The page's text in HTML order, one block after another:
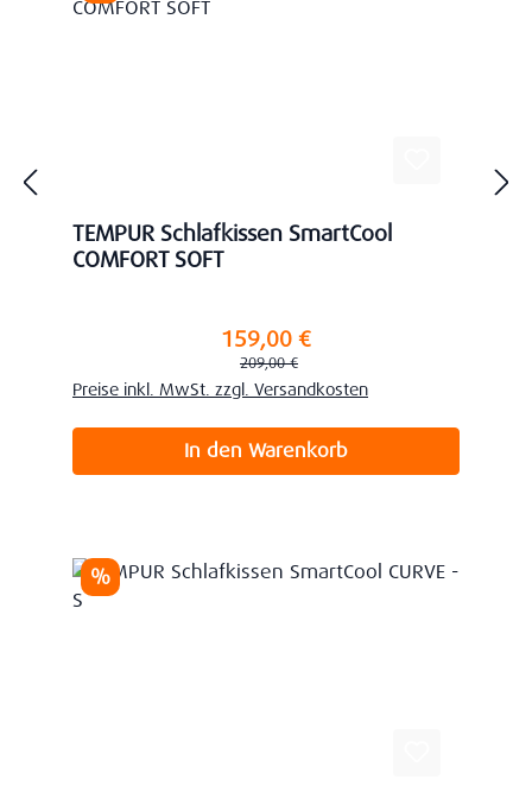
TEMPUR Schlafkissen SmartCool
COMFORT SOFT
159,00 €
Regulärer Preis:
209,00 €
Preise inkl. MwSt. zzgl. Versandkosten
In den Warenkorb
Rabatt
%